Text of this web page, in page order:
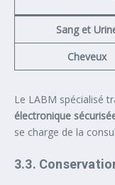
Sang et
Cheveux
Le LABM spécialisé
électronique
se charge de la
3.3.